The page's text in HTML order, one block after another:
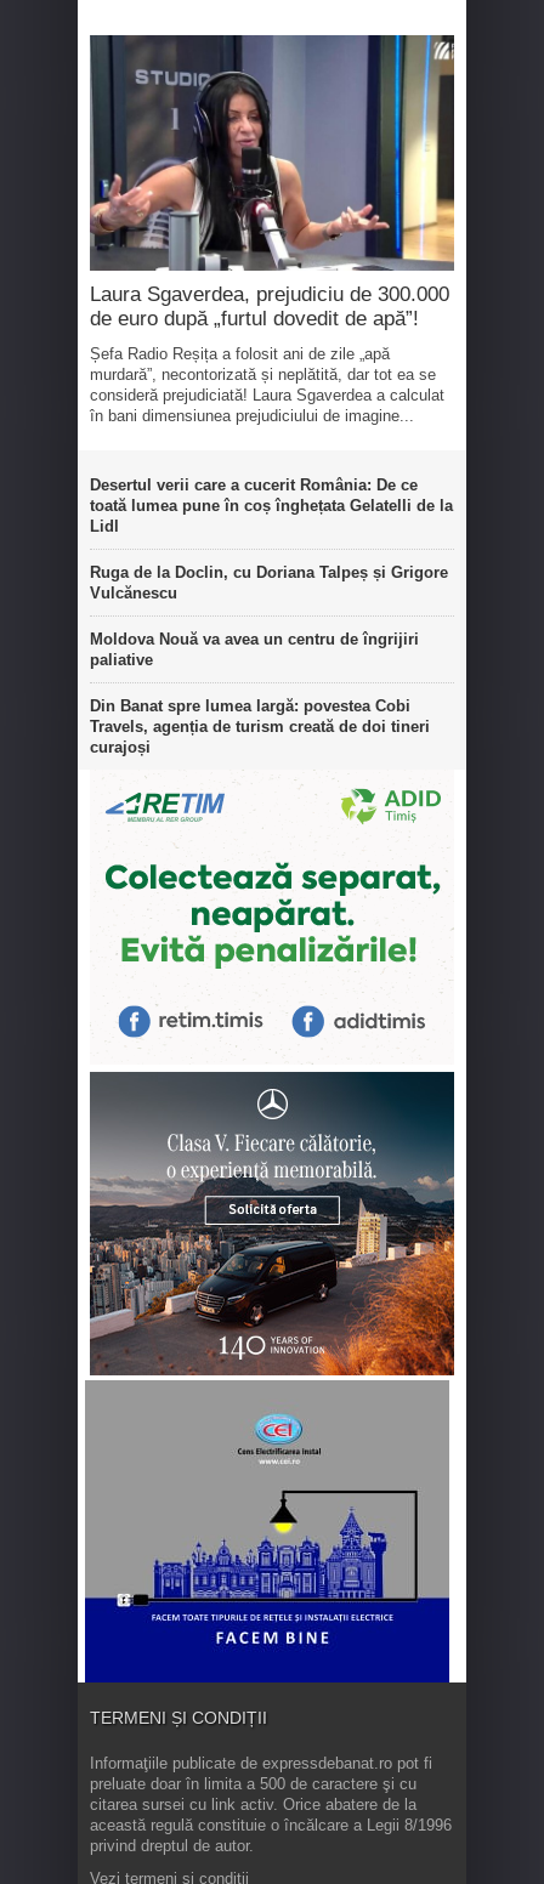
Laura Sgaverdea, prejudiciu de 300.000
de euro după „furtul dovedit de apă”!
Șefa Radio Reșița a folosit ani de zile „apă
murdară”, necontorizată și neplătită, dar tot ea se
consideră prejudiciată! Laura Sgaverdea a calculat
în bani dimensiunea prejudiciului de imagine...
Desertul verii care a cucerit România: De ce
toată lumea pune în coș înghețata Gelatelli de la
Lidl
Ruga de la Doclin, cu Doriana Talpeș și Grigore
Vulcănescu
Moldova Nouă va avea un centru de îngrijiri
paliative
Din Banat spre lumea largă: povestea Cobi
Travels, agenția de turism creată de doi tineri
curajoși
TERMENI ȘI CONDIȚII
Informaţiile publicate de expressdebanat.ro pot fi
preluate doar în limita a 500 de caractere şi cu
citarea sursei cu link activ. Orice abatere de la
această regulă constituie o încălcare a Legii 8/1996
privind dreptul de autor.
Vezi termeni și condiții